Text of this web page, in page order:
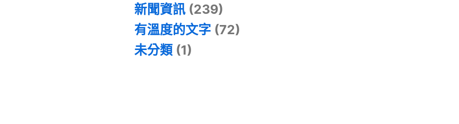
新聞資訊 (239)
有溫度的文字 (72)
未分類 (1)